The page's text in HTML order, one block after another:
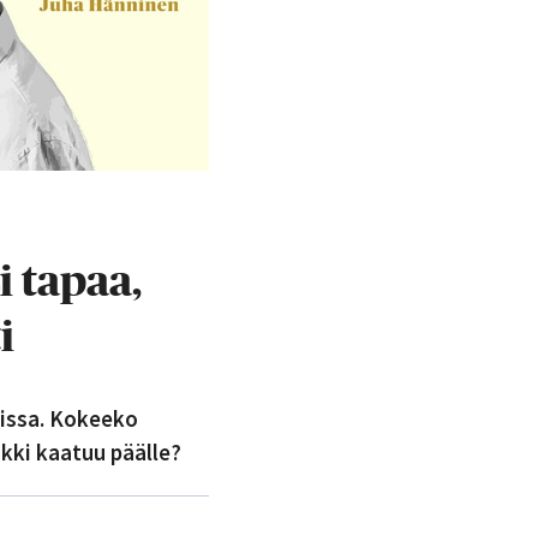
tapaa,
Kokeeko
kaatuu päälle?